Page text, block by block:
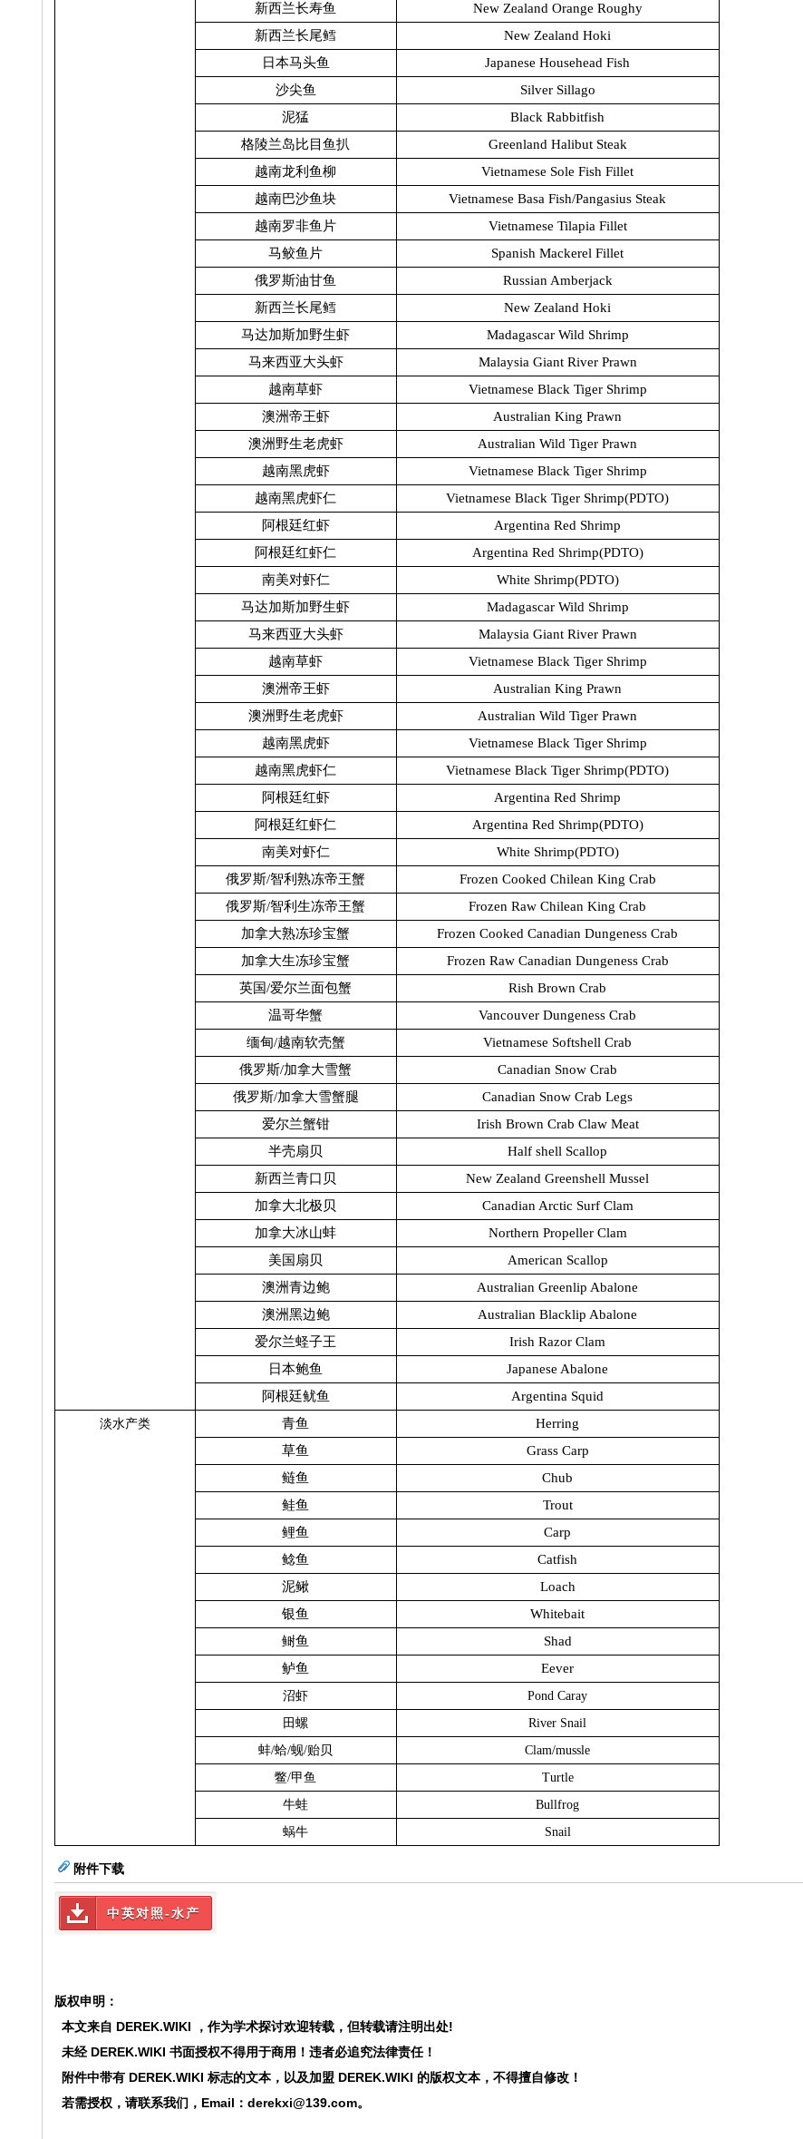
新西兰长寿鱼
New Zealand Orange Roughy
新西兰长尾鳕
New Zealand Hoki
日本马头鱼
Japanese Househead Fish
沙尖鱼
Silver Sillago
泥猛
Black Rabbitfish
格陵兰岛比目鱼扒
Greenland Halibut Steak
越南龙利鱼柳
Vietnamese Sole Fish Fillet
越南巴沙鱼块
Vietnamese Basa Fish/Pangasius Steak
越南罗非鱼片
Vietnamese Tilapia Fillet
马鲛鱼片
Spanish Mackerel Fillet
俄罗斯油甘鱼
Russian Amberjack
新西兰长尾鳕
New Zealand Hoki
马达加斯加野生虾
Madagascar Wild Shrimp
马来西亚大头虾
Malaysia Giant River Prawn
越南草虾
Vietnamese Black Tiger Shrimp
澳洲帝王虾
Australian King Prawn
澳洲野生老虎虾
Australian Wild Tiger Prawn
越南黑虎虾
Vietnamese Black Tiger Shrimp
越南黑虎虾仁
Vietnamese Black Tiger Shrimp(PDTO)
阿根廷红虾
Argentina Red Shrimp
阿根廷红虾仁
Argentina Red Shrimp(PDTO)
南美对虾仁
White Shrimp(PDTO)
马达加斯加野生虾
Madagascar Wild Shrimp
马来西亚大头虾
Malaysia Giant River Prawn
越南草虾
Vietnamese Black Tiger Shrimp
澳洲帝王虾
Australian King Prawn
澳洲野生老虎虾
Australian Wild Tiger Prawn
越南黑虎虾
Vietnamese Black Tiger Shrimp
越南黑虎虾仁
Vietnamese Black Tiger Shrimp(PDTO)
阿根廷红虾
Argentina Red Shrimp
阿根廷红虾仁
Argentina Red Shrimp(PDTO)
南美对虾仁
White Shrimp(PDTO)
俄罗斯/智利熟冻帝王蟹
Frozen Cooked Chilean King Crab
俄罗斯/智利生冻帝王蟹
Frozen Raw Chilean King Crab
加拿大熟冻珍宝蟹
Frozen Cooked Canadian Dungeness Crab
加拿大生冻珍宝蟹
Frozen Raw Canadian Dungeness Crab
英国/爱尔兰面包蟹
Rish Brown Crab
温哥华蟹
Vancouver Dungeness Crab
缅甸/越南软壳蟹
Vietnamese Softshell Crab
俄罗斯/加拿大雪蟹
Canadian Snow Crab
俄罗斯/加拿大雪蟹腿
Canadian Snow Crab Legs
爱尔兰蟹钳
Irish Brown Crab Claw Meat
半壳扇贝
Half shell Scallop
新西兰青口贝
New Zealand Greenshell Mussel
加拿大北极贝
Canadian Arctic Surf Clam
加拿大冰山蚌
Northern Propeller Clam
美国扇贝
American Scallop
澳洲青边鲍
Australian Greenlip Abalone
澳洲黑边鲍
Australian Blacklip Abalone
爱尔兰蛏子王
Irish Razor Clam
日本鲍鱼
Japanese Abalone
阿根廷鱿鱼
Argentina Squid
淡水产类 青鱼
Herring
草鱼
Grass Carp
鲢鱼
Chub
鲑鱼
Trout
鲤鱼
Carp
鲶鱼
Catfish
泥鳅
Loach
银鱼
Whitebait
鲥鱼
Shad
鲈鱼
Eever
沼虾
Pond Caray
田螺
River Snail
蚌/蛤/蚬/贻贝
Clam/mussle
鳖/甲鱼
Turtle
牛蛙
Bullfrog
蜗牛
Snail
附件下载
中英对照-水产
版权申明：
本文来自 DEREK.WIKI ，作为学术探讨欢迎转载，但转载请注明出处!
未经DEREK.WIKI 书面授权不得用于商用！违者必追究法律责任！
附件中带有DEREK.WIKI 标志的文本，以及加盟 DEREK.WIKI 的版权文本，不得擅自修改！
若需授权，请联系我们，Email：derekxi@139.com。